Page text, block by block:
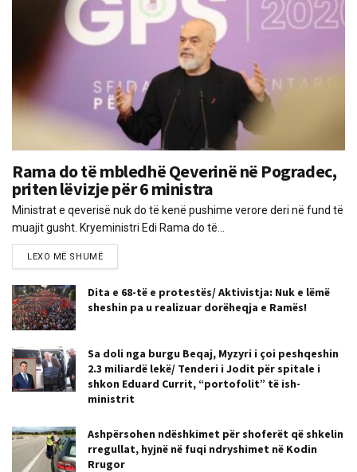
Rama do të mbledhë Qeverinë në Pogradec,
priten lëvizje për 6 ministra
Ministrat e qeverisë nuk do të kenë pushime verore deri në fund të
muajit gusht. Kryeministri Edi Rama do të...
LEXO MË SHUMË
Dita e 68-të e protestës/ Aktivistja: Nuk e lëmë
sheshin pa u realizuar dorëheqja e Ramës!
Sa doli nga burgu Beqaj, Myzyri i çoi peshqeshin
2.3 miliardë lekë/ Tenderi i Jodit për spitale i
shkon Eduard Currit, “portofolit” të ish-
ministrit
Ashpërsohen ndëshkimet për shoferët që shkelin
rregullat, hyjnë në fuqi ndryshimet në Kodin
Rrugor